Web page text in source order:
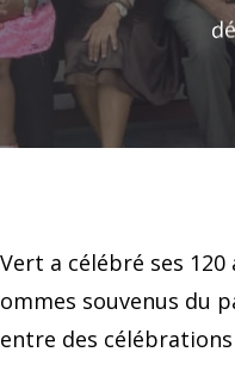
Vert a célébré ses
souvenus du
des